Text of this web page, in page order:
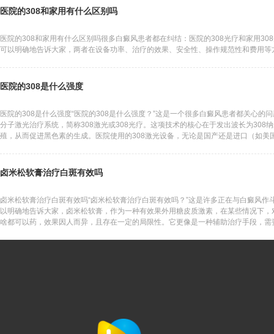
医院的308和家用有什么区别吗
医院的308和家用有什么区别吗很多白癜风患者都在纠结：医院的308光疗和家用
可以明确地告诉大家，两者在设备功率、治疗的效果、安全性、操作规范性和费用
医院的308是什么强度
医院的308是什么强度“医院的308是什么强度？”这是一个很多白癜风患者都关心的
分子激光治疗系统，简称308激光或308光疗。这项技术的核心在于发出波长为308
殖，从而促进黑色素的生成。医院使用的308激光设备，无论是国产还是进口（如美
卤米松软膏治疗白斑有效吗
卤米松软膏治疗白斑有效吗“卤米松软膏治疗白斑有效吗？”这是许多正在与白癜风
以明确地告诉大家，卤米松软膏，作为一种有效果外用糖皮质激素，在某些情况下
啥都可以药，效果因人而异，且存在一定的局限性。它更像是一种辅助治疗手段，